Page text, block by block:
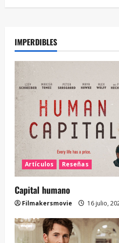
IMPERDIBLES
Artículos Reseñas
Capital humano
Filmakersmovie 16 julio,